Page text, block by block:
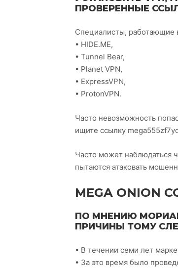
ПРОВЕРЕННЫЕ
Специалисты, работающие
• HIDE.ME,
• Tunnel Bear,
• Planet VPN,
• ExpressVPN,
• ProtonVPN.
Часто невозможность
ищите ссылку
Часто может наблюдаться
пытаются атаковать
MEGA ONION
ПО МНЕНИЮ
ПРИЧИНЫ ТОМУ
• В течении семи лет
• За это время было